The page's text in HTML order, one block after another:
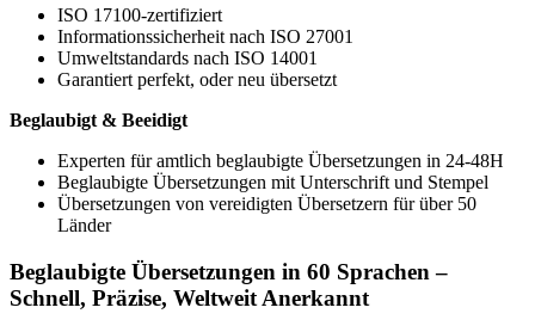
ISO 17100-zertifiziert
Informationssicherheit nach ISO 27001
Umweltstandards nach ISO 14001
Garantiert perfekt, oder neu übersetzt
Beglaubigt & Beeidigt
Experten für amtlich beglaubigte Übersetzungen in 24-48H
Beglaubigte Übersetzungen mit Unterschrift und Stempel
Übersetzungen von vereidigten Übersetzern für über 50
Länder
Beglaubigte Übersetzungen in 60 Sprachen –
Schnell, Präzise, Weltweit Anerkannt